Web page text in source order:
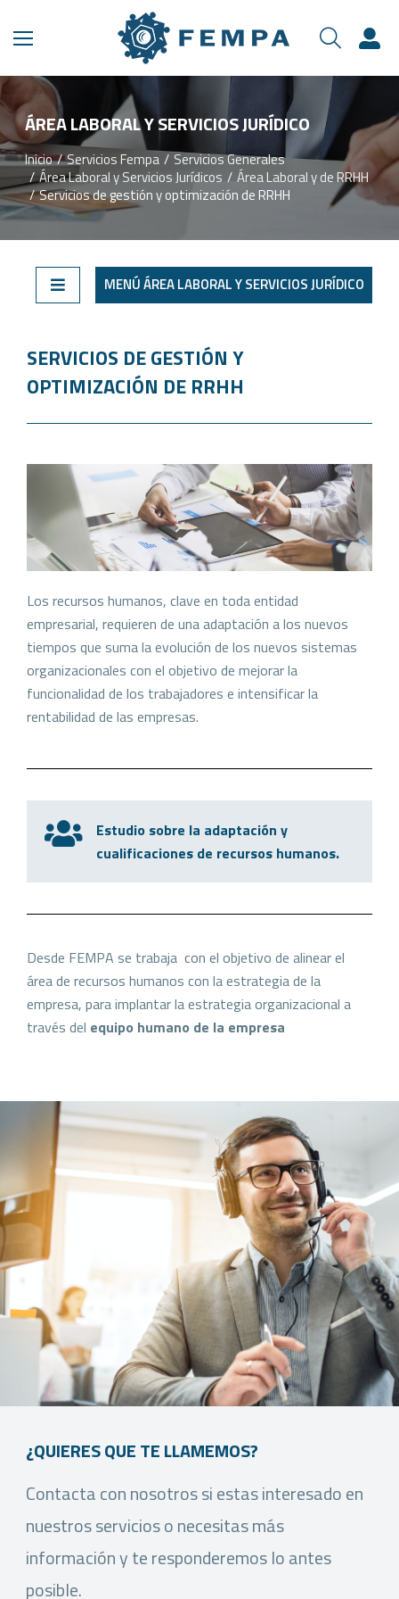
ÁREA LABORAL Y SERVICIOS JURÍDICO
Estás aquí:
Inicio Servicios Fempa
Servicios Generales
Área Laboral y Servicios Jurídicos
Área Laboral y de RRHH
Servicios de gestión y optimización de RRHH
MENÚ ÁREA LABORAL Y SERVICIOS JURÍDICO
SERVICIOS DE GESTIÓN Y
OPTIMIZACIÓN DE RRHH
Los recursos humanos, clave en toda entidad
empresarial, requieren de una adaptación a los nuevos
tiempos que suma la evolución de los nuevos sistemas
organizacionales con el objetivo de mejorar la
funcionalidad de los trabajadores e intensificar la
rentabilidad de las empresas.
Estudio sobre la adaptación y
cualificaciones de recursos humanos.
Desde FEMPA se trabaja con el objetivo de alinear el
área de recursos humanos con la estrategia de la
empresa, para implantar la estrategia organizacional a
través del equipo humano de la empresa
¿QUIERES QUE TE LLAMEMOS?
Contacta con nosotros si estas interesado en
nuestros servicios o necesitas más
información y te responderemos lo antes
posible.